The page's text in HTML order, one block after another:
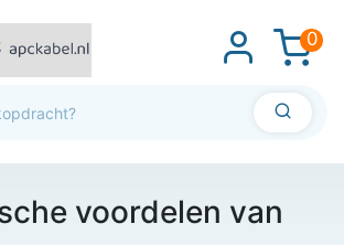
0
voordelen van